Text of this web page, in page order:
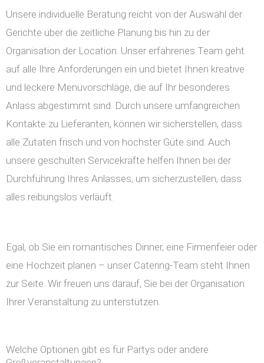
Unsere individuelle Beratung reicht von der Auswahl der
Gerichte über die zeitliche Planung bis hin zu der
Organisation der Location. Unser erfahrenes Team geht
auf alle Ihre Anforderungen ein und bietet Ihnen kreative
und leckere Menüvorschläge, die auf Ihr besonderes
Anlass abgestimmt sind. Durch unsere umfangreichen
Kontakte zu Lieferanten, können wir sicherstellen, dass
alle Zutaten frisch und von höchster Güte sind. Auch
unsere geschulten Servicekräfte helfen Ihnen bei der
Durchführung Ihres Anlasses, um sicherzustellen, dass
alles reibungslos verläuft.
Egal, ob Sie ein romantisches Dinner, eine Firmenfeier oder
eine Hochzeit planen – unser Catering-Team steht Ihnen
zur Seite. Wir freuen uns darauf, Sie bei der Organisation
Ihrer Veranstaltung zu unterstützen.
Welche Optionen gibt es für Partys oder andere